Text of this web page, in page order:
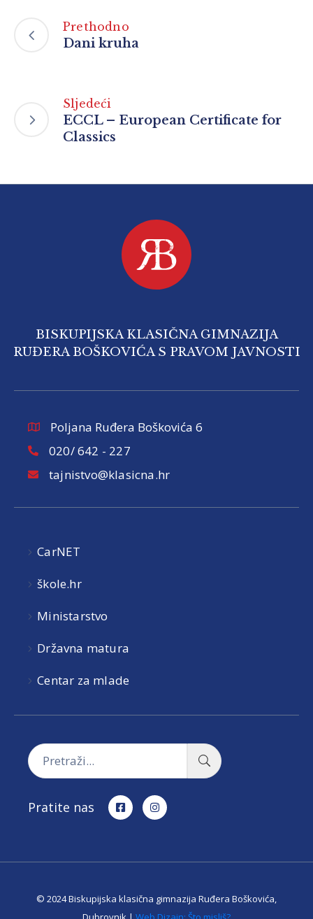
Prethodno
Dani kruha
Sljedeći
ECCL – European Certificate for
Classics
BISKUPIJSKA KLASIČNA GIMNAZIJA
RUĐERA BOŠKOVIĆA S PRAVOM JAVNOSTI
Poljana Ruđera Boškovića 6
020/ 642 - 227
tajnistvo@klasicna.hr
CarNET
škole.hr
Ministarstvo
Državna matura
Centar za mlade
Pratite nas
© 2024 Biskupijska klasična gimnazija Ruđera Boškovića,